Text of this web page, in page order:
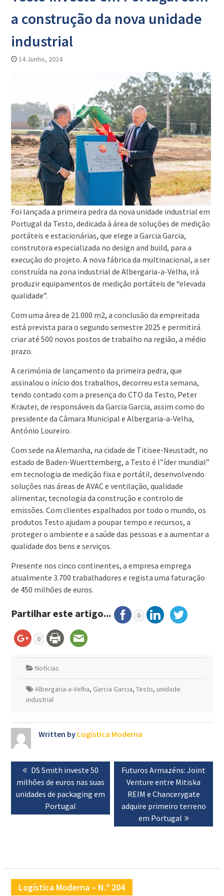
a construção da nova unidade
industrial
14 Junho, 2024
Foi lançada a primeira pedra da nova unidade industrial em
Portugal da Testo, dedicada à área de soluções de medição
portáteis e estacionárias, que elege a Garcia Garcia,
construtora especializada no design and build, para a
execução do projeto. A nova fábrica da multinacional, a ser
construída na zona industrial de Albergaria-a-Velha, irá
produzir equipamentos de medição portáteis de “elevada
qualidade”.
Com uma área de 21.000 m2, a conclusão da empreitada
está prevista para o segundo semestre 2025 e permitirá
criar até 500 novos postos de trabalho na região, a médio
prazo.
A cerimónia de lançamento da primeira pedra, que
assinalou o início dos trabalhos, decorreu esta semana,
tendo contado com a presença do CTO da Testo, Peter
Kräuter, de responsáveis da Garcia Garcia, assim como do
presidente da Câmara Municipal e Albergaria-a-Velha,
António Loureiro.
Com sede na Alemanha, na cidade de Titisee-Neustadt, no
estado de Baden-Wuerttemberg, a Testo é l”íder mundial”
em tecnologia de medição fixa e portátil, desenvolvendo
soluções nas áreas de AVAC e ventilação, qualidade
alimentar, tecnologia da construção e controlo de
emissões. Com clientes espalhados por todo o mundo, os
produtos Testo ajudam a poupar tempo e recursos, a
proteger o ambiente e a saúde das pessoas e a aumentar a
qualidade dos bens e serviços.
Presente nos cinco continentes, a empresa emprega
atualmente 3.700 trabalhadores e regista uma faturação
de 450 milhões de euros.
Partilhar este artigo... 0
0
Notícias
Albergaria-a-Velha, Garcia Garcia, Testo, unidade
industrial
Written by Logística Moderna
Navegação
artigos
Previous
post:
DS Smith investe 50
milhões de euros nas suas
unidades de packaging em
Portugal
Next
post:
Futuros Armazéns: Joint
Venture entre Mitiska
REIM e Chancerygate
adquire primeiro terreno
em Portugal
Logística Moderna – N.º 204